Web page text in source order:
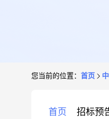
您当前的位置： 首页
首页 招标预